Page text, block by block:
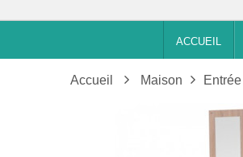
ACCUEIL
Accueil Maison